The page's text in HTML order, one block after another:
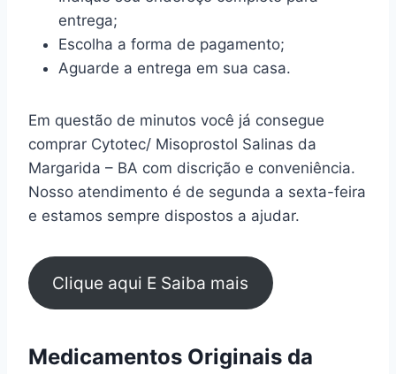
entrega;
Escolha a forma de pagamento;
Aguarde a entrega em sua casa.
Em questão de minutos você já consegue
comprar Cytotec/ Misoprostol Salinas da
Margarida – BA com discrição e conveniência.
Nosso atendimento é de segunda a sexta-feira
e estamos sempre dispostos a ajudar.
Clique aqui E Saiba mais
Medicamentos Originais da